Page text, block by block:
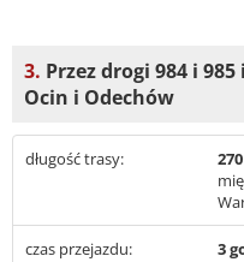
3. Przez drogi 984 i
Ocin i Odechów
długość trasy:
czas przejazdu: 3